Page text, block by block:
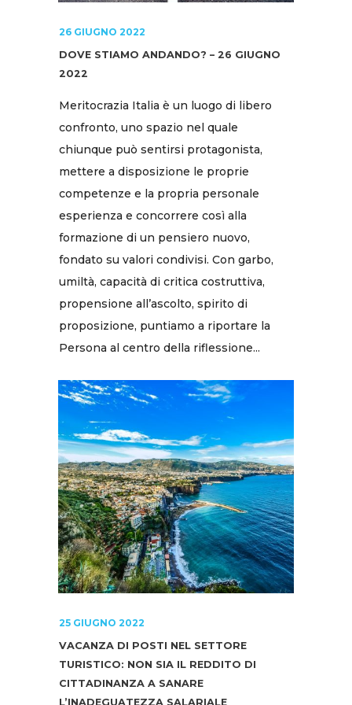
26 GIUGNO 2022
DOVE STIAMO ANDANDO? – 26 GIUGNO
2022
Meritocrazia Italia è un luogo di libero
confronto, uno spazio nel quale
chiunque può sentirsi protagonista,
mettere a disposizione le proprie
competenze e la propria personale
esperienza e concorrere così alla
formazione di un pensiero nuovo,
fondato su valori condivisi. Con garbo,
umiltà, capacità di critica costruttiva,
propensione all’ascolto, spirito di
proposizione, puntiamo a riportare la
Persona al centro della riflessione...
25 GIUGNO 2022
VACANZA DI POSTI NEL SETTORE
TURISTICO: NON SIA IL REDDITO DI
CITTADINANZA A SANARE
L’INADEGUATEZZA SALARIALE